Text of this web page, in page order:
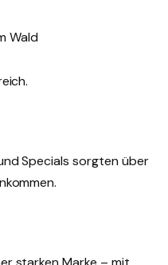
Wald
Specials sorgten über